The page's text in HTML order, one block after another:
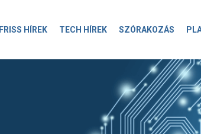
FRISS HÍREK TECH HÍREK SZÓRAKOZÁS